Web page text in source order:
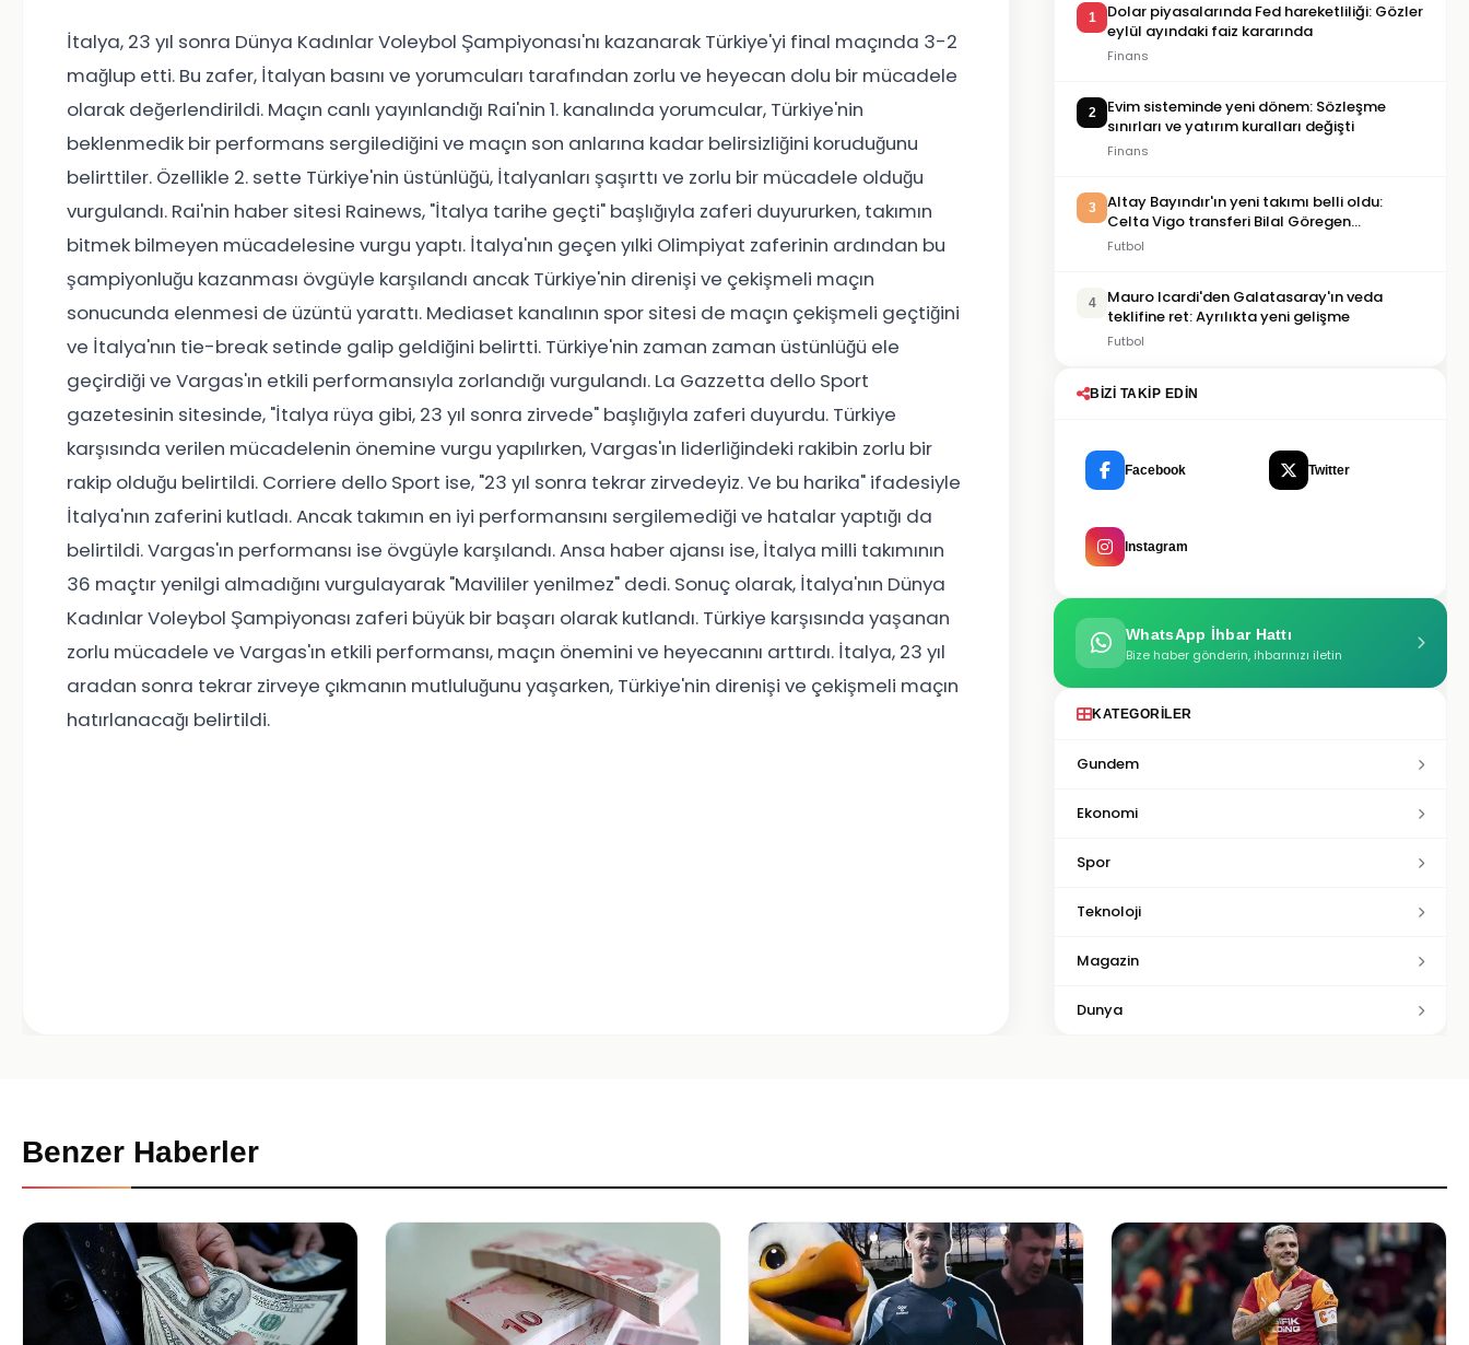
İtalya, 23 yıl sonra Dünya Kadınlar Voleybol Şampiyonası'nı kazanarak Türkiye'yi final maçında 3-2
mağlup etti. Bu zafer, İtalyan basını ve yorumcuları tarafından zorlu ve heyecan dolu bir mücadele
olarak değerlendirildi. Maçın canlı yayınlandığı Rai'nin 1. kanalında yorumcular, Türkiye'nin
beklenmedik bir performans sergilediğini ve maçın son anlarına kadar belirsizliğini koruduğunu
belirttiler. Özellikle 2. sette Türkiye'nin üstünlüğü, İtalyanları şaşırttı ve zorlu bir mücadele olduğu
vurgulandı. Rai'nin haber sitesi Rainews, "İtalya tarihe geçti" başlığıyla zaferi duyururken, takımın
bitmek bilmeyen mücadelesine vurgu yaptı. İtalya'nın geçen yılki Olimpiyat zaferinin ardından bu
şampiyonluğu kazanması övgüyle karşılandı ancak Türkiye'nin direnişi ve çekişmeli maçın
sonucunda elenmesi de üzüntü yarattı. Mediaset kanalının spor sitesi de maçın çekişmeli geçtiğini
ve İtalya'nın tie-break setinde galip geldiğini belirtti. Türkiye'nin zaman zaman üstünlüğü ele
geçirdiği ve Vargas'ın etkili performansıyla zorlandığı vurgulandı. La Gazzetta dello Sport
gazetesinin sitesinde, "İtalya rüya gibi, 23 yıl sonra zirvede" başlığıyla zaferi duyurdu. Türkiye
karşısında verilen mücadelenin önemine vurgu yapılırken, Vargas'ın liderliğindeki rakibin zorlu bir
rakip olduğu belirtildi. Corriere dello Sport ise, "23 yıl sonra tekrar zirvedeyiz. Ve bu harika" ifadesiyle
İtalya'nın zaferini kutladı. Ancak takımın en iyi performansını sergilemediği ve hatalar yaptığı da
belirtildi. Vargas'ın performansı ise övgüyle karşılandı. Ansa haber ajansı ise, İtalya milli takımının
36 maçtır yenilgi almadığını vurgulayarak "Mavililer yenilmez" dedi. Sonuç olarak, İtalya'nın Dünya
Kadınlar Voleybol Şampiyonası zaferi büyük bir başarı olarak kutlandı. Türkiye karşısında yaşanan
zorlu mücadele ve Vargas'ın etkili performansı, maçın önemini ve heyecanını arttırdı. İtalya, 23 yıl
aradan sonra tekrar zirveye çıkmanın mutluluğunu yaşarken, Türkiye'nin direnişi ve çekişmeli maçın
hatırlanacağı belirtildi.
1
Dolar piyasalarında Fed hareketliliği: Gözler
eylül ayındaki faiz kararında
Finans
2
Evim sisteminde yeni dönem: Sözleşme
sınırları ve yatırım kuralları değişti
Finans
3
Altay Bayındır'ın yeni takımı belli oldu:
Celta Vigo transferi Bilal Göregen
videosuyla duyuruldu
Futbol
4
Mauro Icardi'den Galatasaray'ın veda
teklifine ret: Ayrılıkta yeni gelişme
Futbol
BIZI TAKIP EDIN
Facebook Twitter
Instagram
WhatsApp İhbar Hattı
Bize haber gönderin, ihbarınızı iletin
KATEGORILER
Gundem
Ekonomi
Spor
Teknoloji
Magazin
Dunya
Benzer Haberler